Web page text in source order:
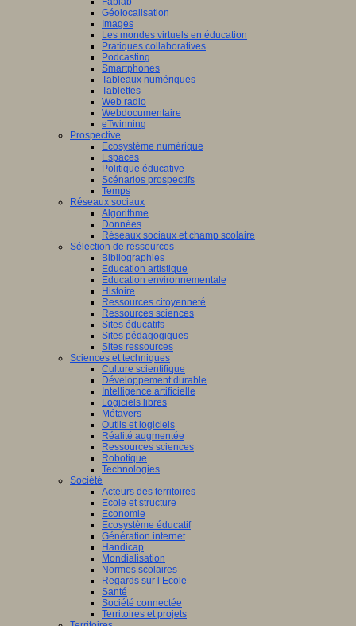
Géolocalisation
Images
Les mondes virtuels en éducation
Pratiques collaboratives
Podcasting
Smartphones
Tableaux numériques
Tablettes
Web radio
Webdocumentaire
eTwinning
Prospective
Ecosystème numérique
Espaces
Politique éducative
Scénarios prospectifs
Temps
Réseaux sociaux
Algorithme
Données
Réseaux sociaux et champ scolaire
Sélection de ressources
Bibliographies
Education artistique
Education environnementale
Histoire
Ressources citoyenneté
Ressources sciences
Sites éducatifs
Sites pédagogiques
Sites ressources
Sciences et techniques
Culture scientifique
Développement durable
Intelligence artificielle
Logiciels libres
Métavers
Outils et logiciels
Réalité augmentée
Ressources sciences
Robotique
Technologies
Société
Acteurs des territoires
Ecole et structure
Economie
Ecosystème éducatif
Génération internet
Handicap
Mondialisation
Normes scolaires
Regards sur l’Ecole
Santé
Société connectée
Territoires et projets